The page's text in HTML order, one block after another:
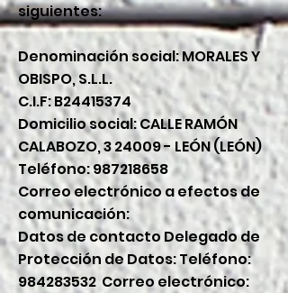
siguientes:
Denominación social: MORALES Y
OBISPO, S.L.L.
C.I.F: B24415374
Domicilio social: CALLE RAMÓN
CALABOZO, 3 24009 - LEÓN (LEÓN)
Teléfono:987218658
Correo electrónico a efectos de
comunicación:
Datos de contacto Delegado de
Protección de Datos: Teléfono:
984283532 Correo electrónico: